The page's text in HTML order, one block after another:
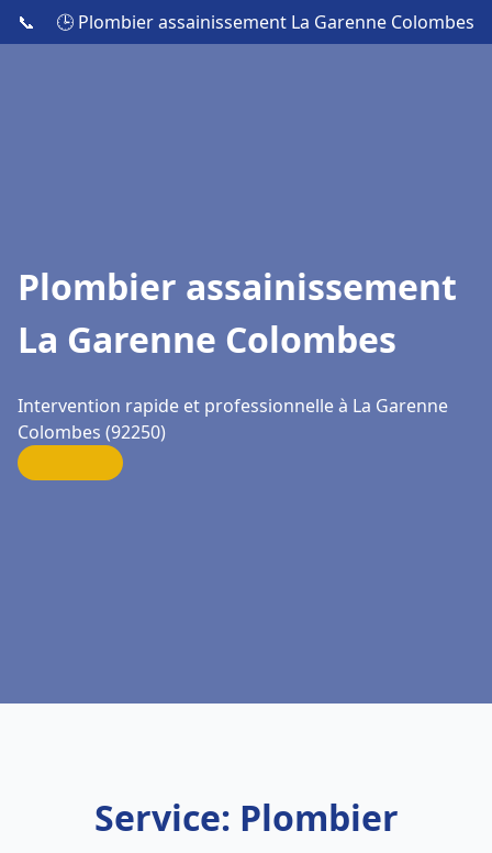
📞 🕒 Plombier assainissement La Garenne Colombes
Plombier assainissement
La Garenne Colombes
Intervention rapide et professionnelle à La Garenne
Colombes (92250)
Service: Plombier